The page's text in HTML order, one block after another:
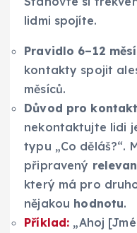
lidmi spojíte.
Pravidlo 6–12
kontakty spojit
měsíců.
Důvod pro
nekontaktujte lidi
typu „Co děláš?“.
připravený
který má pro
nějakou hodnotu.
Příklad: „Ahoj